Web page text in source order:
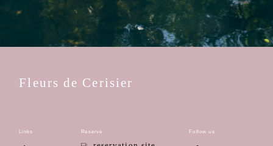
Fleurs de Cerisier
Links Reserve Follow us